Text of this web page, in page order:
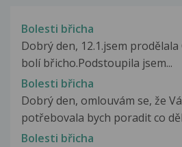
Bolesti břicha
Dobrý den, 12.1.jsem
bolí břicho.Podstoupila jsem...
Bolesti břicha
Dobrý den, omlouvám se, že
potřebovala bych poradit co
Bolesti břicha